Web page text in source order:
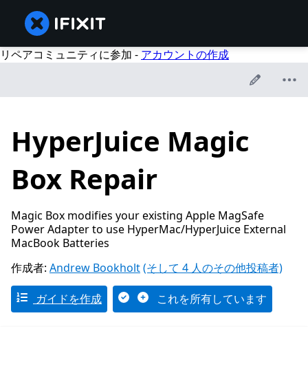
リペアコミュニティに参加 - アカウントの作成
HyperJuice Magic
Box Repair
Magic Box modifies your existing Apple MagSafe
Power Adapter to use HyperMac/HyperJuice External
MacBook Batteries
作成者: Andrew Bookholt(そして 4 人のその他投稿者)
ガイドを作成 これを所有しています